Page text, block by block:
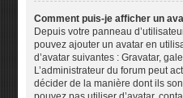
Comment puis-je afficher un
Depuis votre panneau
pouvez ajouter un avatar en
d’avatar suivantes : Gravatar,
L’administrateur du forum peut
décider de la manière dont ils